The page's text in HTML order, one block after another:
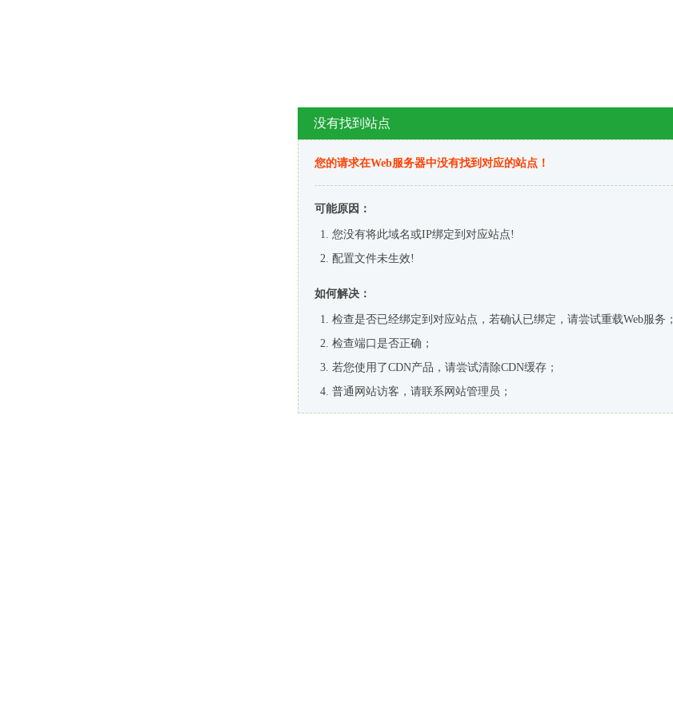
没有找到站点
您的请求在Web服务器中没有找到对应的站点！
可能原因：
您没有将此域名或IP绑定到对应站点!
配置文件未生效!
如何解决：
检查是否已经绑定到对应站点，若确认已绑定，请尝试重载Web服务；
检查端口是否正确；
若您使用了CDN产品，请尝试清除CDN缓存；
普通网站访客，请联系网站管理员；